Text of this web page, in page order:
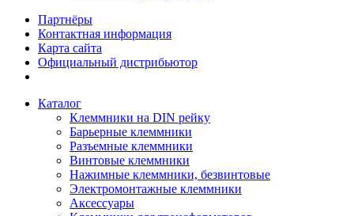
Партнёры
Контактная информация
Карта сайта
Официальный дистрибьютор
Каталог
Клеммники на DIN рейку
Барьерные клеммники
Разъемные клеммники
Винтовые клеммники
Нажимные клеммники, безвинтовые
Электромонтажные клеммники
Аксессуары